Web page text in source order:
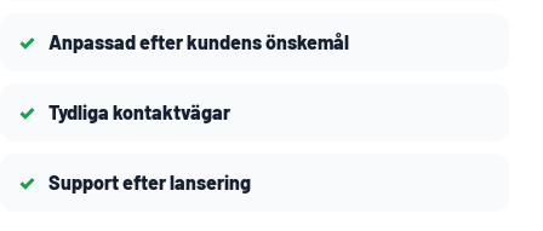
Anpassad efter kundens önskemål
Tydliga kontaktvägar
Support efter lansering